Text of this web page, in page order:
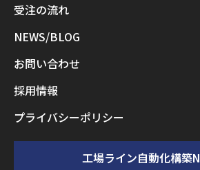
受注の流れ
NEWS/BLOG
お問い合わせ
採用情報
プライバシーポリシー
工場ライン自動化構築